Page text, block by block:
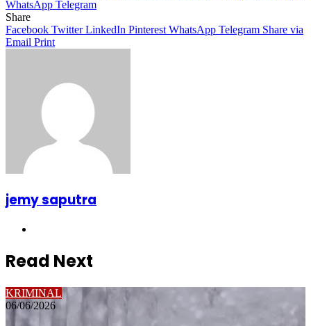
WhatsApp Telegram
Share
Facebook Twitter LinkedIn Pinterest WhatsApp Telegram Share via
Email Print
jemy saputra
Read Next
KRIMINAL
06/06/2026